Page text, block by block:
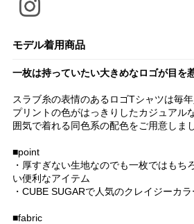
モデル着用商品
一枚は持っていたい大きめなロゴが目を
スラブ糸の表情のあるロゴTシャツは毎年
プリントの色がはっきりしたカジュアル
囲気で着れる同色系の配色をご用意しまし
■point
・厚すぎない生地なのでも一枚ではもち
い便利なアイテム
・CUBE SUGARで人気のクレイジーカ
■fabric